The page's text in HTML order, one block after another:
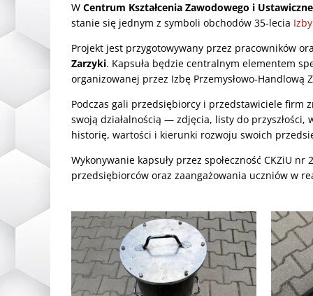
W Centrum Kształcenia Zawodowego i
stanie się jednym z symboli obchodów 35-lecia
Projekt jest przygotowywany przez pracowników
Zarzyki. Kapsuła będzie centralnym elementem
organizowanej przez Izbę Przemysłowo-Handlową
Podczas gali przedsiębiorcy i przedstawiciele firm
swoją działalnością — zdjęcia, listy do
historię, wartości i kierunki rozwoju swoich
Wykonywanie kapsuły przez społeczność CKZiU
przedsiębiorców oraz zaangażowania uczniów w